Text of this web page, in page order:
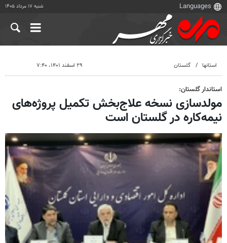
شنبه ۱۷ مرداد ۱۴۰۵
استانها گلستان ۲۹ اسفند ۱۴۰۱، ۷:۴۰
استاندار گلستان:
مولدسازی نسخه علاج‌بخش تکمیل پروژه‌های
نیمه‌کاره در گلستان است